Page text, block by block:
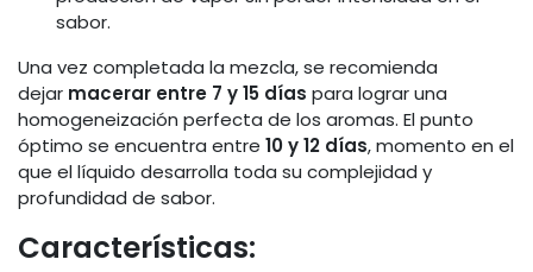
sabor.
Una vez completada la mezcla, se recomienda
dejar macerar entre 7 y 15 días para lograr una
homogeneización perfecta de los aromas. El punto
óptimo se encuentra entre 10 y 12 días, momento en el
que el líquido desarrolla toda su complejidad y
profundidad de sabor.
Características: